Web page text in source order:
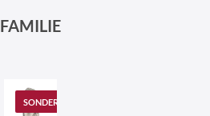
FAMILIE
SONDERANGEBOT